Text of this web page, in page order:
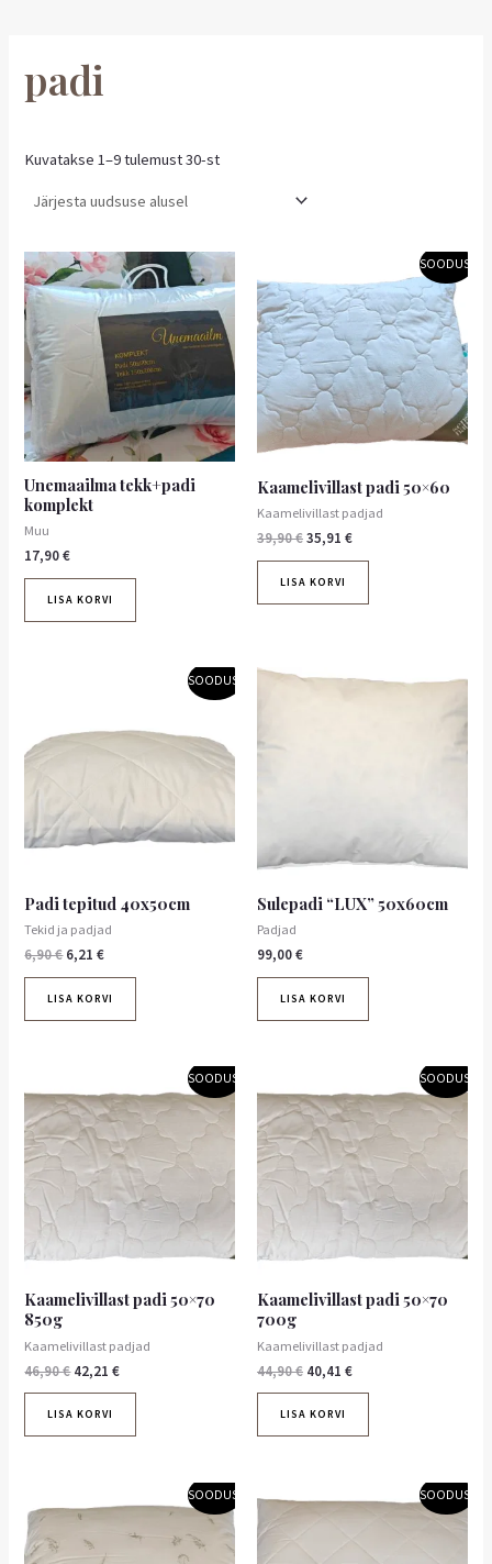
padi
Kuvatakse 1–9 tulemust 30-st
Unemaailma tekk+padi
komplekt
Muu
17,90€
LISA KORVI
SOODUS!
Kaamelivillast padi 50×60
Kaamelivillast padjad
39,90€
hind
oli:
39,90 €.
35,91 €
hind
on:
35,91 €.
LISA KORVI
SOODUS!
Padi tepitud 40x50cm
Tekid ja padjad
6,90€
6,90 €.
6,21€
6,21 €.
LISA KORVI
Sulepadi “LUX” 50x60cm
Padjad
99,00€
LISA KORVI
SOODUS!
Kaamelivillast padi 50×70
850g
Kaamelivillast padjad
46,90€
hind
oli:
46,90 €.
42,21€
hind
on:
42,21 €.
LISA KORVI
SOODUS!
Kaamelivillast padi 50×70
700g
Kaamelivillast padjad
44,90€
hind
oli:
44,90 €.
40,41 €
hind
on:
40,41 €.
LISA KORVI
SOODUS!
hind
19,90 €.
hind
17,91 €.
SOODUS!
hind
hind